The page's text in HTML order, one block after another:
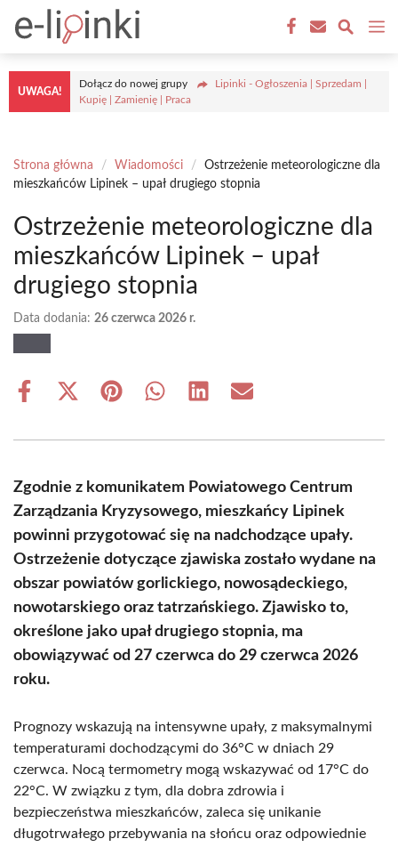
treści
UWAGA!
Dołącz do nowej grupy
Lipinki - Ogłoszenia | Sprzedam |
Kupię | Zamienię | Praca
Strona główna / Wiadomości /
Ostrzeżenie meteorologiczne dla
mieszkańców Lipinek – upał drugiego stopnia
Ostrzeżenie meteorologiczne dla
mieszkańców Lipinek – upał
drugiego stopnia
Data dodania: 26 czerwca 2026 r.
Share
Share
(Twitter)
Share Share Share Share
Zgodnie z komunikatem Powiatowego Centrum
Zarządzania Kryzysowego, mieszkańcy Lipinek
powinni przygotować się na nadchodzące upały.
Ostrzeżenie dotyczące zjawiska zostało wydane na
obszar powiatów gorlickiego, nowosądeckiego,
nowotarskiego oraz tatrzańskiego. Zjawisko to,
określone jako upał drugiego stopnia, ma
obowiązywać od 27 czerwca do 29 czerwca 2026
roku.
Prognozy wskazują na intensywne upały, z maksymalnymi
temperaturami dochodzącymi do 36°C w dniach 29
czerwca. Nocą termometry mogą wskazywać od 17°C do
22°C. W związku z tym, dla dobra zdrowia i
bezpieczeństwa mieszkańców, zaleca się unikanie
długotrwałego przebywania na słońcu oraz odpowiednie